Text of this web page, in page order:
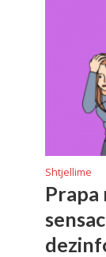
Shtjellime
Prapa